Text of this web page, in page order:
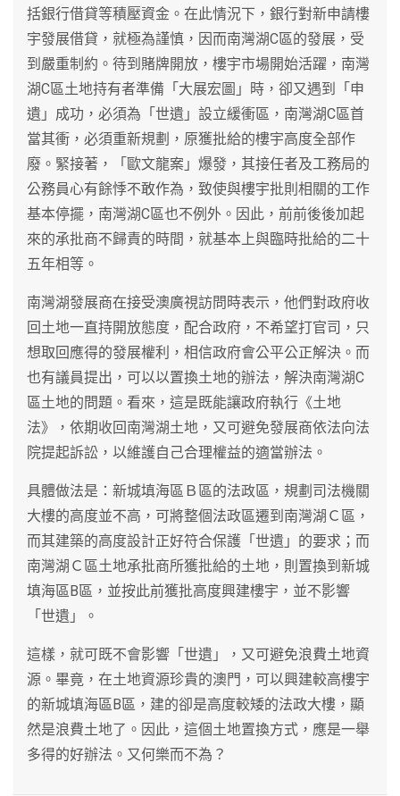
括銀行借貸等積壓資金。在此情況下，銀行對新申請樓
宇發展借貸，就極為謹慎，因而南灣湖C區的發展，受
到嚴重制約。待到賭牌開放，樓宇市場開始活躍，南灣
湖C區土地持有者準備「大展宏圖」時，卻又遇到「申
遺」成功，必須為「世遺」設立緩衝區，南灣湖C區首
當其衝，必須重新規劃，原獲批給的樓宇高度全部作
廢。緊接著，「歐文龍案」爆發，其接任者及工務局的
公務員心有餘悸不敢作為，致使與樓宇批則相關的工作
基本停擺，南灣湖C區也不例外。因此，前前後後加起
來的承批商不歸責的時間，就基本上與臨時批給的二十
五年相等。
南灣湖發展商在接受澳廣視訪問時表示，他們對政府收
回土地一直持開放態度，配合政府，不希望打官司，只
想取回應得的發展權利，相信政府會公平公正解決。而
也有議員提出，可以以置換土地的辦法，解決南灣湖C
區土地的問題。看來，這是既能讓政府執行《土地
法》，依期收回南灣湖土地，又可避免發展商依法向法
院提起訴訟，以維護自己合理權益的適當辦法。
具體做法是：新城填海區Ｂ區的法政區，規劃司法機關
大樓的高度並不高，可將整個法政區遷到南灣湖Ｃ區，
而其建築的高度設計正好符合保護「世遺」的要求；而
南灣湖Ｃ區土地承批商所獲批給的土地，則置換到新城
填海區B區，並按此前獲批高度興建樓宇，並不影響
「世遺」。
這樣，就可既不會影響「世遺」，又可避免浪費土地資
源。畢竟，在土地資源珍貴的澳門，可以興建較高樓宇
的新城填海區B區，建的卻是高度較矮的法政大樓，顯
然是浪費土地了。因此，這個土地置換方式，應是一舉
多得的好辦法。又何樂而不為？